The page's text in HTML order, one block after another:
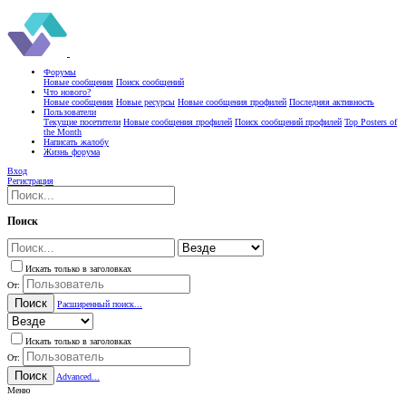
Форумы
Новые сообщения Поиск сообщений
Что нового?
Новые сообщения Новые ресурсы Новые сообщения профилей Последняя активность
Пользователи
Текущие посетители Новые сообщения профилей Поиск сообщений профилей Top Posters of
the Month
Написать жалобу
Жизнь форума
Вход
Регистрация
Поиск
Искать только в заголовках
От:
Поиск Расширенный поиск...
Искать только в заголовках
От:
Поиск
Advanced...
Меню